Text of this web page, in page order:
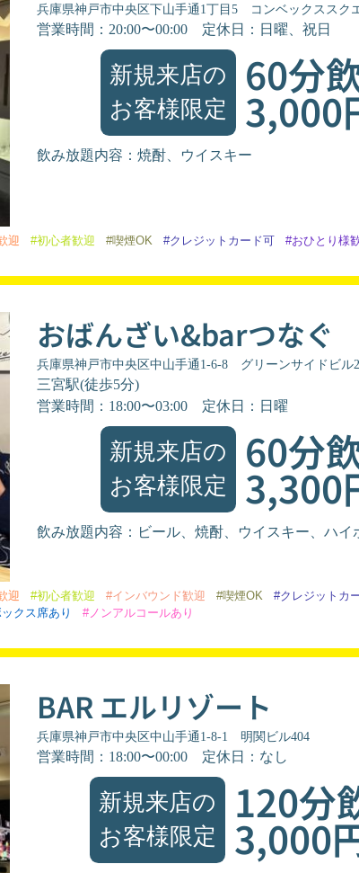
兵庫県神戸市中央区下山手通1丁目5 コンベックスス
営業時間：20:00〜00:00 定休日：日曜、祝日
新規来店の
お客様限定
60分
3,000
飲み放題内容：焼酎、ウイスキー
迎 #初心者歓迎 #喫煙OK #クレジットカード可 #おひとり様
おばんざい&barつなぐ
兵庫県神戸市中央区中山手通1-6-8 グリーンサイドビル
三宮駅(徒歩5分)
営業時間：18:00〜03:00
定休日：日曜
新規来店の
お客様限定
60分
3,300
飲み放題内容：ビール、焼酎、ウイスキー、ハイ
迎 #初心者歓迎 #インバウンド歓迎 #喫煙OK #クレジットカ
クス席あり #ノンアルコールあり
BAR エルリゾート
兵庫県神戸市中央区中山手通1-8-1 明関ビル404
営業時間：18:00〜00:00 定休日：なし
新規来店の
お客様限定
120分
3,000